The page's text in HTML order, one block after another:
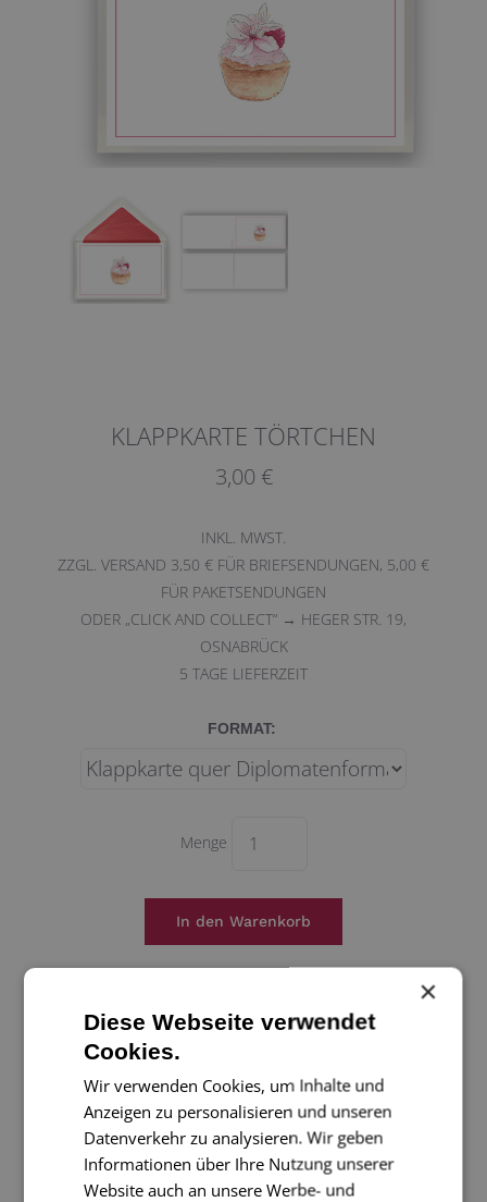
KLAPPKARTE TÖRTCHEN
3,00 €
INKL. MWST.
ZZGL. VERSAND 3,50 € FÜR BRIEFSENDUNGEN, 5,00 €
FÜR PAKETSENDUNGEN
ODER „CLICK AND COLLECT“ → HEGER STR. 19,
OSNABRÜCK
5 TAGE LIEFERZEIT
FORMAT:
Menge
So süß und "zum Anbeissen": unsere
Himbeertörtchen-Karte. Die Karte ist
handgezeichnet von einer unserer
Grafikerinnen und ein wunderschöne, so
besondere Ergänzung zu Ihrem
Geburtstagsgeschenk.
×
Diese Webseite verwendet
Cookies.
Wir verwenden Cookies, um Inhalte und
Anzeigen zu personalisieren und unseren
Datenverkehr zu analysieren. Wir geben
Informationen über Ihre Nutzung unserer
Website auch an unsere Werbe- und